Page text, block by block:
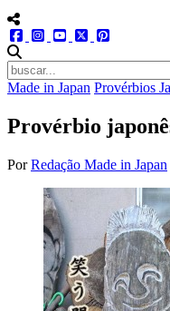
menu redes social
facebookinstagram
youtube
twitter
Made in Japan Provérbios
Provérbio
PorRedação Made in Japan